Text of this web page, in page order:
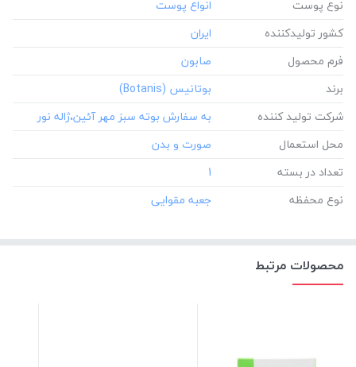
نوع پوست
کشور تولید‎کننده
فرم محصول
برند
شرکت تولید کننده
محل استعمال
تعداد در بسته
‎1
نوع محفظه
محصولات مرتبط